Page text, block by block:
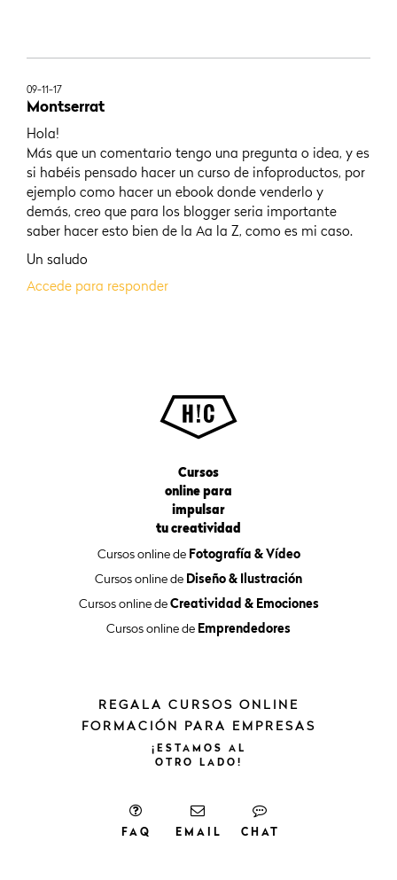
09-11-17
Montserrat
Hola!
Más que un comentario tengo una pregunta o idea, y es
si habéis pensado hacer un curso de infoproductos, por
ejemplo como hacer un ebook donde venderlo y
demás, creo que para los blogger seria importante
saber hacer esto bien de la Aa la Z, como es mi caso.
Un saludo
Accede para responder
Cursos
online para
impulsar
tu creatividad
Cursos online de Fotografía & Vídeo
Cursos online de Diseño & Ilustración
Cursos online de Creatividad & Emociones
Cursos online de Emprendedores
REGALA CURSOS ONLINE
FORMACIÓN PARA EMPRESAS
¡ESTAMOS
AL
OTRO
LADO!
FAQ EMAIL CHAT